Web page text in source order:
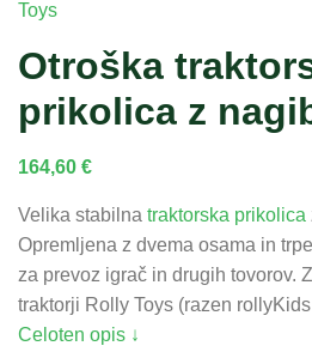
Otroška
prikolica z
164,60 €
Velika stabilna traktorska prikolica
Opremljena z dvema osama in
za prevoz igrač in drugih tovorov.
traktorji Rolly Toys (razen
Celoten opis ↓